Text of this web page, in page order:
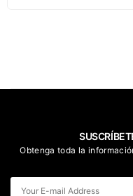
Obtenga toda la